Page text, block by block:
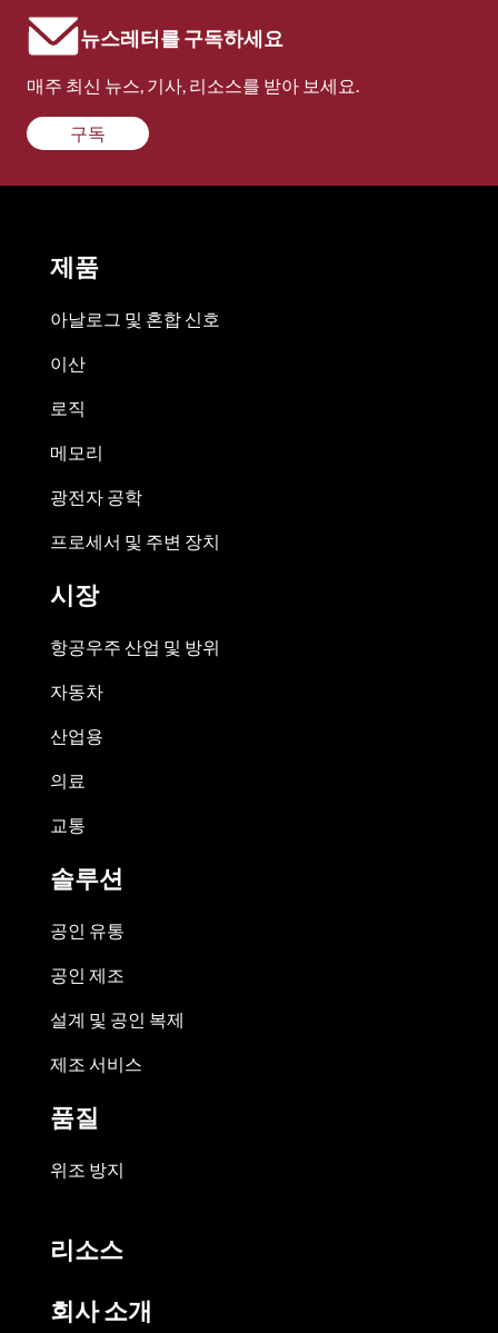
뉴스레터를 구독하세요
매주 최신 뉴스, 기사, 리소스를 받아 보세요.
구독
제품
아날로그 및 혼합 신호
이산
로직
메모리
광전자 공학
프로세서 및 주변 장치
시장
항공우주 산업 및 방위
자동차
산업용
의료
교통
솔루션
공인 유통
공인 제조
설계 및 공인 복제
제조 서비스
품질
위조 방지
리소스
회사 소개